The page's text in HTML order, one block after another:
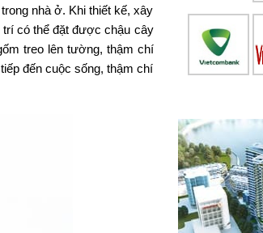
nhà ở. Khi thiết kế, xây
trí có thể đặt được chậu cây
treo lên tường, thậm chí
đến cuộc sống, thậm chí